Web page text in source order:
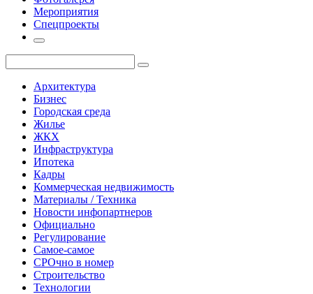
Мероприятия
Спецпроекты
Архитектура
Бизнес
Городская среда
Жилье
ЖКХ
Инфраструктура
Ипотека
Кадры
Коммерческая недвижимость
Материалы / Техника
Новости инфопартнеров
Официально
Регулирование
Самое-самое
СРОчно в номер
Строительство
Технологии